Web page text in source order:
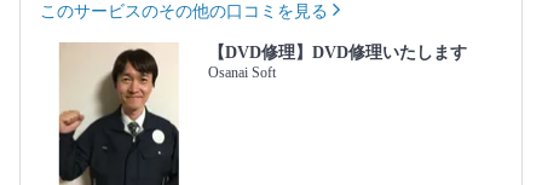
このサービスのその他の口コミを見る
【DVD修理】DVD修理いたします
Osanai Soft